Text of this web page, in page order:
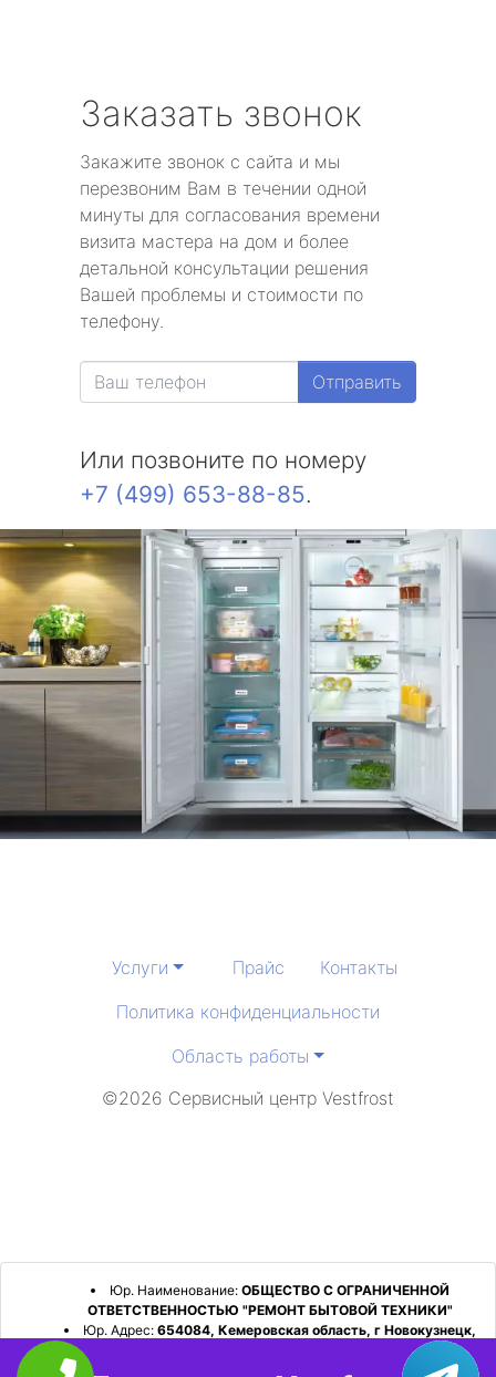
Заказать звонок
Закажите звонок с сайта и мы
перезвоним Вам в течении одной
минуты для согласования времени
визита мастера на дом и более
детальной консультации решения
Вашей проблемы и стоимости по
телефону.
Отправить
Или позвоните по номеру
+7 (499) 653-88-85.
Услуги Прайс
Контакты
Политика конфиденциальности
Область работы
©2026 Сервисный центр Vestfrost
Юр. Наименование: ОБЩЕСТВО С ОГРАНИЧЕННОЙ
ОТВЕТСТВЕННОСТЬЮ "РЕМОНТ БЫТОВОЙ ТЕХНИКИ"
Юр. Адрес: 654084, Кемеровская область, г Новокузнецк,
р-н Орджоникидзевский, пр-кт Шахтеров, д. 31, кв. 2